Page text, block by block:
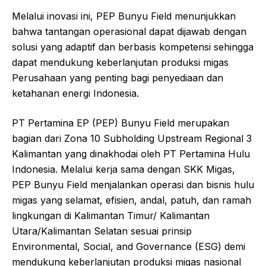
Melalui inovasi ini, PEP Bunyu Field menunjukkan
bahwa tantangan operasional dapat dijawab dengan
solusi yang adaptif dan berbasis kompetensi sehingga
dapat mendukung keberlanjutan produksi migas
Perusahaan yang penting bagi penyediaan dan
ketahanan energi Indonesia.
PT Pertamina EP (PEP) Bunyu Field merupakan
bagian dari Zona 10 Subholding Upstream Regional 3
Kalimantan yang dinakhodai oleh PT Pertamina Hulu
Indonesia. Melalui kerja sama dengan SKK Migas,
PEP Bunyu Field menjalankan operasi dan bisnis hulu
migas yang selamat, efisien, andal, patuh, dan ramah
lingkungan di Kalimantan Timur/ Kalimantan
Utara/Kalimantan Selatan sesuai prinsip
Environmental, Social, and Governance (ESG) demi
mendukung keberlanjutan produksi migas nasional